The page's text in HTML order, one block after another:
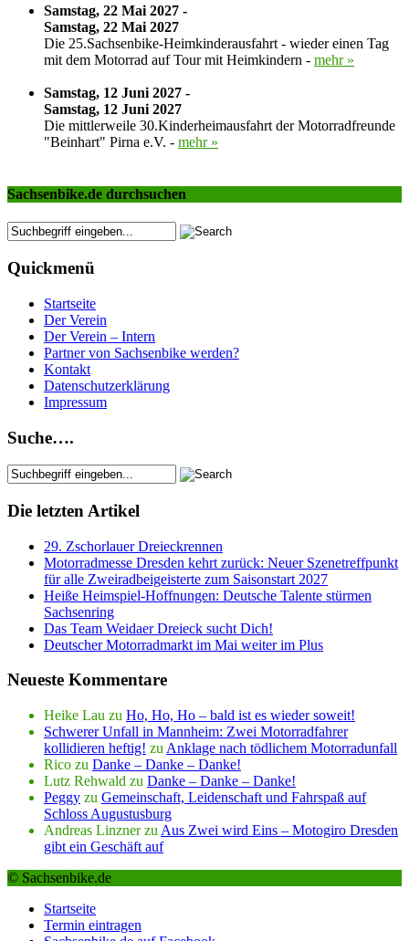
Samstag, 22 Mai 2027 -
Samstag, 22 Mai 2027
Die 25.Sachsenbike-Heimkinderausfahrt - wieder einen Tag
mit dem Motorrad auf Tour mit Heimkindern - mehr »
Samstag, 12 Juni 2027 -
Samstag, 12 Juni 2027
Die mittlerweile 30.Kinderheimausfahrt der Motorradfreunde
"Beinhart" Pirna e.V. - mehr »
Sachsenbike.de durchsuchen
Quickmenü
Startseite
Der Verein
Der Verein – Intern
Partner von Sachsenbike werden?
Kontakt
Datenschutzerklärung
Impressum
Suche….
Die letzten Artikel
29. Zschorlauer Dreieckrennen
Motorradmesse Dresden kehrt zurück: Neuer Szenetreffpunkt
für alle Zweiradbeigeisterte zum Saisonstart 2027
Heiße Heimspiel-Hoffnungen: Deutsche Talente stürmen
Sachsenring
Das Team Weidaer Dreieck sucht Dich!
Deutscher Motorradmarkt im Mai weiter im Plus
Neueste Kommentare
Heike Lau zu Ho, Ho, Ho – bald ist es wieder soweit!
Schwerer Unfall in Mannheim: Zwei Motorradfahrer
kollidieren heftig! zu Anklage nach tödlichem Motorradunfall
Rico zu Danke – Danke – Danke!
Lutz Rehwald zu Danke – Danke – Danke!
Peggy zu Gemeinschaft, Leidenschaft und Fahrspaß auf
Schloss Augustusburg
Andreas Linznerzu Aus Zwei wird Eins – Motogiro Dresden
gibt ein Geschäft auf
© Sachsenbike.de
Startseite
Termin eintragen